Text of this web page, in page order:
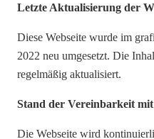
Letzte Aktualisierung der
Diese Webseite wurde im
2022 neu umgesetzt. Die
regelmäßig aktualisiert.
Stand der Vereinbarkeit
Die Webseite wird